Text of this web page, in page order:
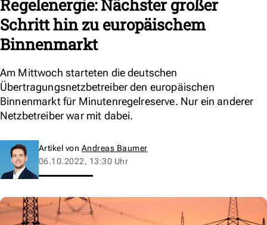
Regelenergie: Nächster großer
Schritt hin zu europäischem
Binnenmarkt
Am Mittwoch starteten die deutschen
Übertragungsnetzbetreiber den europäischen
Binnenmarkt für Minutenregelreserve. Nur ein anderer
Netzbetreiber war mit dabei.
Artikel von Andreas Baumer
06.10.2022, 13:30 Uhr